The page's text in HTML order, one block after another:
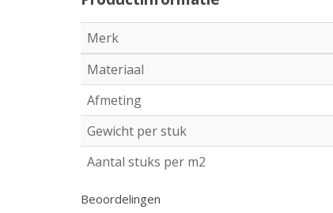
Merk
Materiaal
Afmeting
Gewicht per stuk
Aantal stuks per m2
Beoordelingen